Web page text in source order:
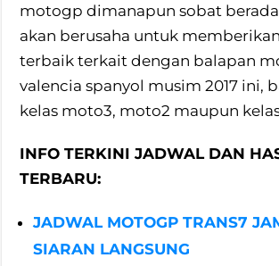
motogp dimanapun sobat
akan berusaha untuk
terbaik terkait dengan balapan
valencia spanyol musim 2017 ini,
kelas moto3, moto2 maupun
INFO TERKINI JADWAL DAN
TERBARU:
JADWAL MOTOGP TRANS7
SIARAN LANGSUNG